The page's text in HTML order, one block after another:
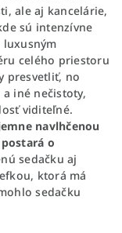
ale aj kancelárie,
sú intenzívne
luxusným
celého priestoru
presvetliť, no
iné nečistoty,
viditeľné.
navlhčenou
o
sedačku aj
ktorá má
sedačku